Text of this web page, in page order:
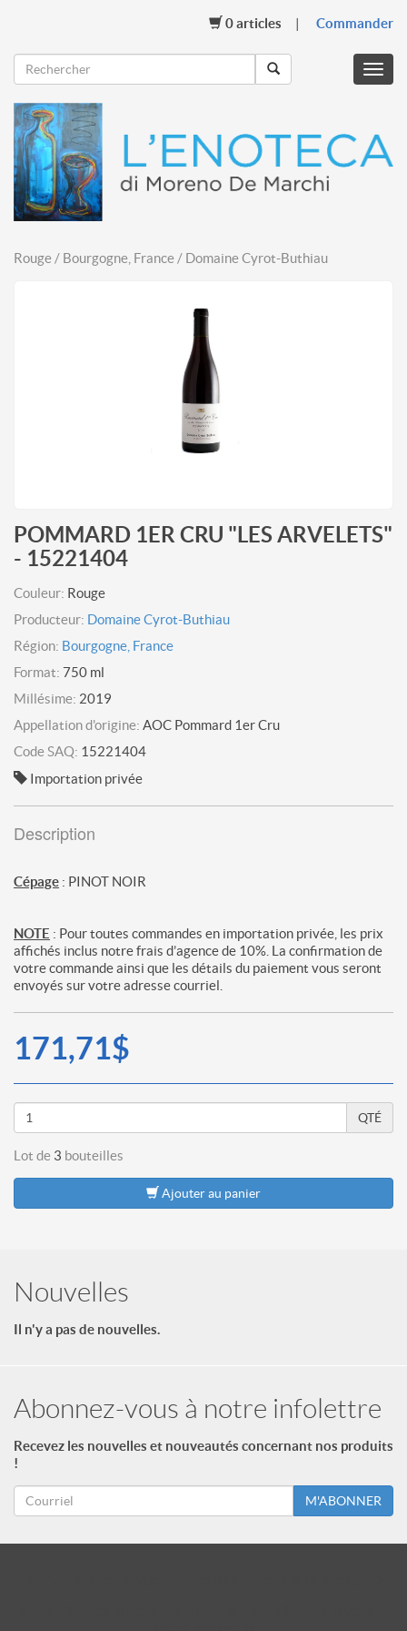
0articles Commander
Menu
Rouge / Bourgogne, France / Domaine Cyrot-Buthiau
POMMARD 1ER CRU "LES ARVELETS"
- 15221404
Couleur: Rouge
Producteur: Domaine Cyrot-Buthiau
Région: Bourgogne, France
Format: 750 ml
Millésime: 2019
Appellation d'origine: AOC Pommard 1er Cru
Code SAQ: 15221404
Importation privée
Description
Cépage : PINOT NOIR
NOTE : Pour toutes commandes en importation privée, les prix
affichés inclus notre frais d’agence de 10%. La confirmation de
votre commande ainsi que les détails du paiement vous seront
envoyés sur votre adresse courriel.
171,71$
QTÉ
Lot de 3 bouteilles
Ajouter au panier
Nouvelles
Il n'y a pas de nouvelles.
Abonnez-vous à notre infolettre
Recevez les nouvelles et nouveautés concernant nos produits
!
M'ABONNER